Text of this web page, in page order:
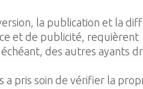
la publication et la
et de publicité, requièrent
des autres ayants
a pris soin de vérifier la